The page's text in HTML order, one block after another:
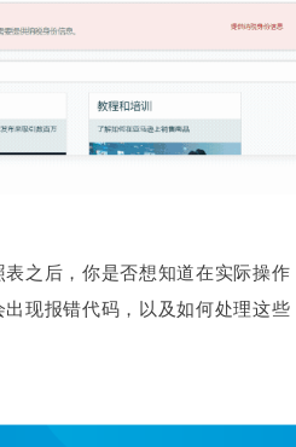
之后，你是否想知道在实际操作
现报错代码，以及如何处理这些